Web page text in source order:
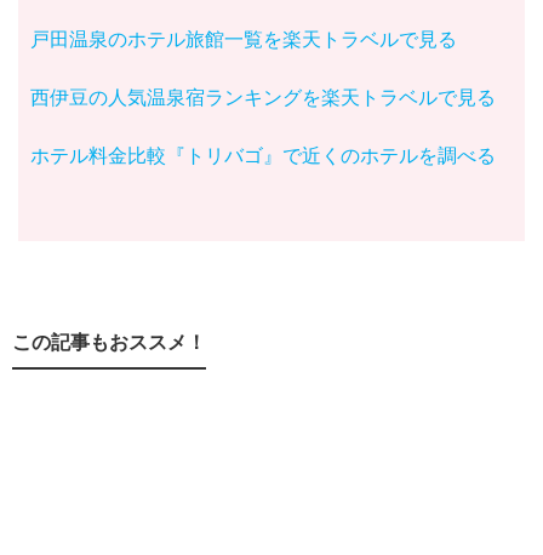
戸田温泉のホテル旅館一覧を楽天トラベルで見る
西伊豆の人気温泉宿ランキングを楽天トラベルで見る
ホテル料金比較『トリバゴ』で近くのホテルを調べる
この記事もおススメ！